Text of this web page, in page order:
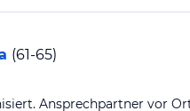
(61-65)
Ansprechpartner vor